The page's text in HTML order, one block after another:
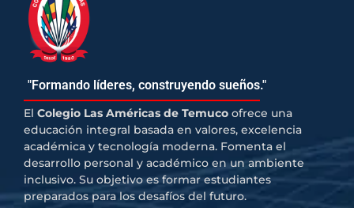
"Formando líderes, construyendo sueños."
El Colegio Las Américas de Temuco ofrece una
educación integral basada en valores, excelencia
académica y tecnología moderna. Fomenta el
desarrollo personal y académico en un ambiente
inclusivo. Su objetivo es formar estudiantes
preparados para los desafíos del futuro.